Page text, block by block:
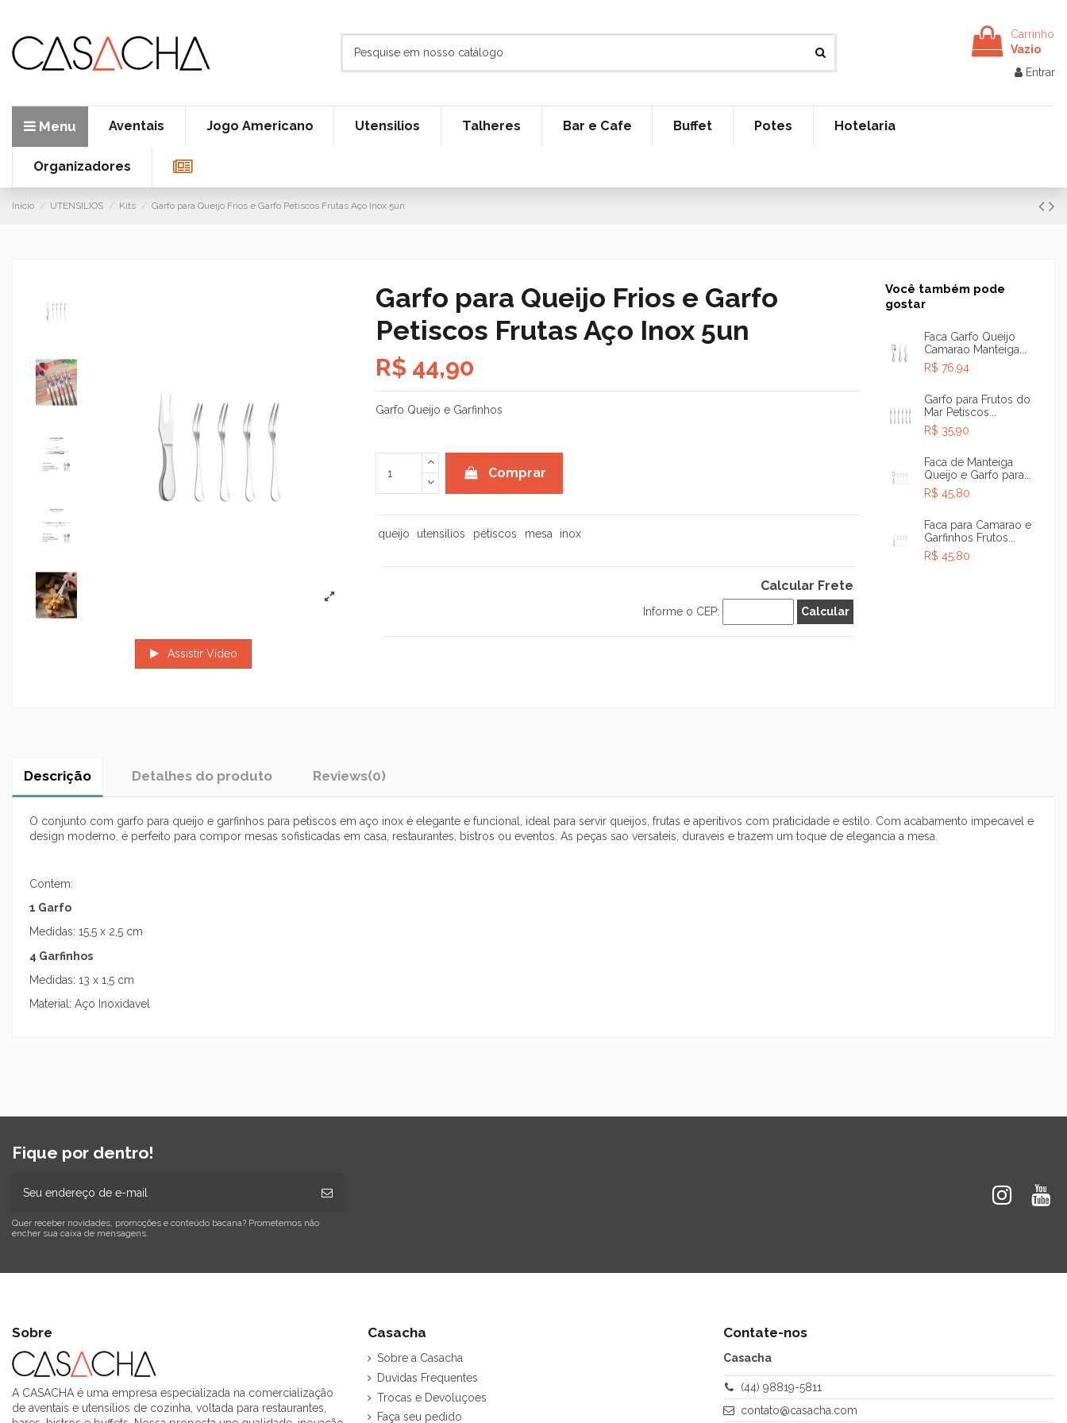
Carrinho
Vazio
Entrar
Menu Aventais Jogo Americano Utensilios Talheres Bar e Cafe Buffet Potes Hotelaria
Organizadores
Início UTENSILIOS Kits Garfo para Queijo Frios e Garfo Petiscos Frutas Aço Inox 5un
Assistir Vídeo
Garfo para Queijo Frios e Garfo
Petiscos Frutas Aço Inox 5un
R$ 44,90
Garfo Queijo e Garfinhos
Comprar
queijo utensilios petiscos mesa inox
Calcular Frete
Informe o CEP:
Você também pode
gostar
Faca Garfo Queijo
Camarao Manteiga...
R$ 76,94
Garfo para Frutos do
Mar Petiscos...
R$ 35,90
Faca de Manteiga
Queijo e Garfo para...
R$ 45,80
Faca para Camarao e
Garfinhos Frutos...
R$ 45,80
Descrição Detalhes do produto Reviews(0)
O conjunto com garfo para queijo e garfinhos para petiscos em aço inox é elegante e funcional, ideal para servir queijos, frutas e aperitivos com praticidade e estilo. Com acabamento impecavel e
design moderno, é perfeito para compor mesas sofisticadas em casa, restaurantes, bistros ou eventos. As peças sao versateis, duraveis e trazem um toque de elegancia a mesa.
Contem:
1 Garfo
Medidas: 15,5 x 2,5 cm
4 Garfinhos
Medidas: 13 x 1,5 cm
Material: Aço Inoxidavel
Fique por dentro!
Quer receber novidades, promoções e conteúdo bacana? Prometemos não
encher sua caixa de mensagens.
Sobre
A CASACHA é uma empresa especializada na comercialização
de aventais e utensílios de cozinha, voltada para restaurantes,
Casacha
Sobre a Casacha
Duvidas Frequentes
Trocas e Devoluçoes
Faça seu pedido
Contate-nos
Casacha
(44) 98819-5811
contato@casacha.com